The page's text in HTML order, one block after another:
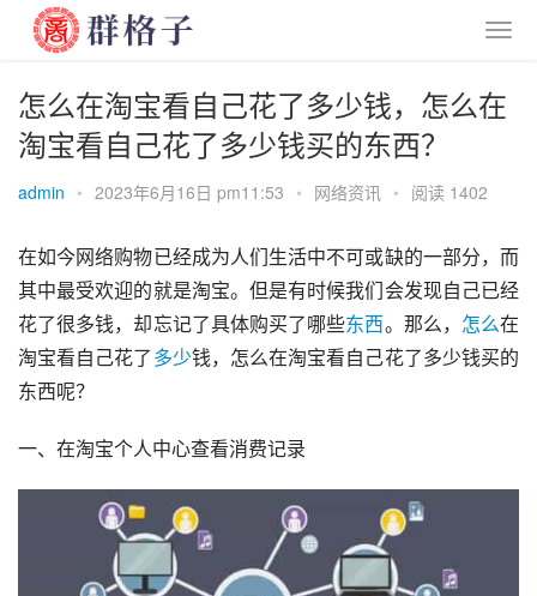
怎么在淘宝看自己花了多少钱，怎么在
淘宝看自己花了多少钱买的东西？
admin • 2023年6月16日 pm11:53 • 网络资讯 • 阅读 1402
在如今网络购物已经成为人们生活中不可或缺的一部分，而
其中最受欢迎的就是淘宝。但是有时候我们会发现自己已经
花了很多钱，却忘记了具体购买了哪些东西。那么， 怎么在
淘宝看自己花了多少钱，怎么在淘宝看自己花了多少钱买的
东西呢？
一、在淘宝个人中心查看消费记录